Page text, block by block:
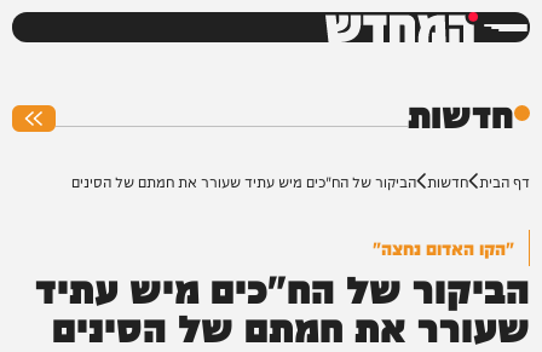
המחדש
חדשות
דף הבית חדשות הביקור של הח"כים מיש עתיד שעורר את חמתם של הסינים
"הקו האדום נחצה"
הביקור של הח"כים מיש עתיד
שעורר את חמתם של הסינים